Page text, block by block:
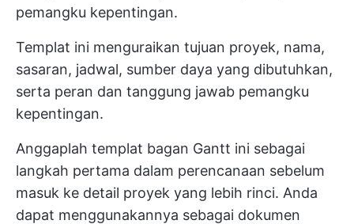
pemangku kepentingan.
Templat ini menguraikan tujuan proyek, nama,
sasaran, jadwal, sumber daya yang dibutuhkan,
serta peran dan tanggung jawab pemangku
kepentingan.
Anggaplah templat bagan Gantt ini sebagai
langkah pertama dalam perencanaan sebelum
masuk ke detail proyek yang lebih rinci. Anda
dapat menggunakannya sebagai dokumen